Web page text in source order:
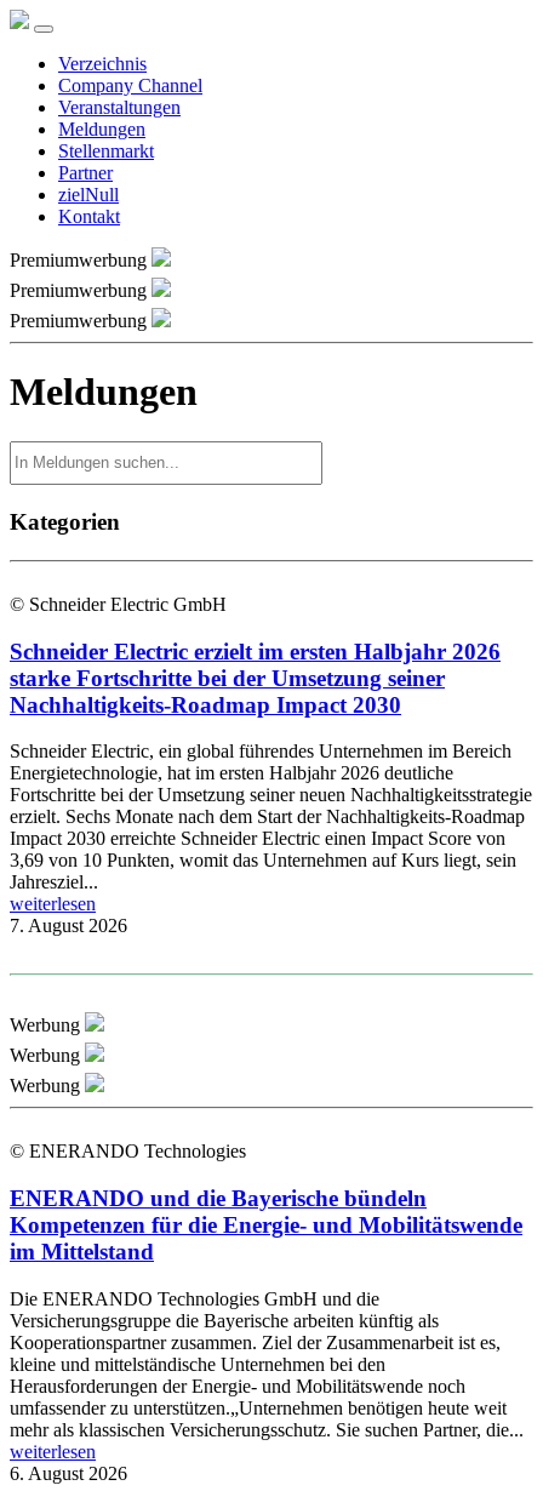
Verzeichnis
Company Channel
Veranstaltungen
Meldungen
Stellenmarkt
Partner
zielNull
Kontakt
Premiumwerbung
Premiumwerbung
Premiumwerbung
Meldungen
Kategorien
© Schneider Electric GmbH
Schneider Electric erzielt im ersten Halbjahr 2026
starke Fortschritte bei der Umsetzung seiner
Nachhaltigkeits-Roadmap Impact 2030
Schneider Electric, ein global führendes Unternehmen im Bereich
Energietechnologie, hat im ersten Halbjahr 2026 deutliche
Fortschritte bei der Umsetzung seiner neuen Nachhaltigkeitsstrategie
erzielt. Sechs Monate nach dem Start der Nachhaltigkeits-Roadmap
Impact 2030 erreichte Schneider Electric einen Impact Score von
3,69 von 10 Punkten, womit das Unternehmen auf Kurs liegt, sein
Jahresziel...
weiterlesen
7. August 2026
Werbung
Werbung
Werbung
© ENERANDO Technologies
ENERANDO und die Bayerische bündeln
Kompetenzen für die Energie- und Mobilitätswende
im Mittelstand
Die ENERANDO Technologies GmbH und die
Versicherungsgruppe die Bayerische arbeiten künftig als
Kooperationspartner zusammen. Ziel der Zusammenarbeit ist es,
kleine und mittelständische Unternehmen bei den
Herausforderungen der Energie- und Mobilitätswende noch
umfassender zu unterstützen.„Unternehmen benötigen heute weit
mehr als klassischen Versicherungsschutz. Sie suchen Partner, die...
weiterlesen
6. August 2026